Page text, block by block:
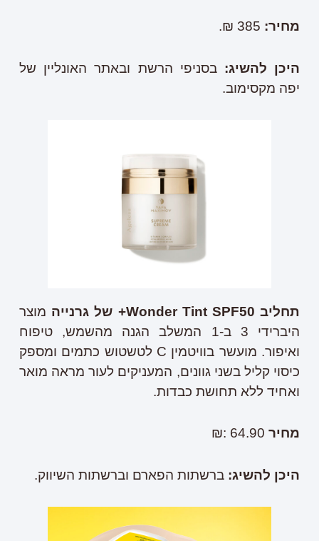
מחיר:
היכן להשיג: בסניפי הרשת ובאתר האונליין של
יפה מקסימוב.
תחליבWonder Tint SPF50+ של גרנייה מוצר
היברידי 3 ב-1 המשלב הגנה מהשמש, טיפוח
ואיפור. מועשר בוויטמין C לטשטוש כתמים ומספק
כיסוי קליל בשני גוונים, המעניקים לעור מראה מואר
ואחיד ללא תחושת כבדות.
מחיר64.90 :₪
היכן להשיג: ברשתות הפארם וברשתות השיווק.